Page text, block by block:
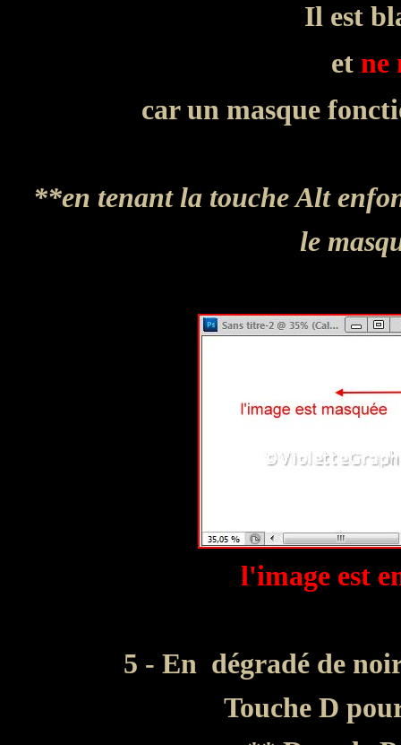
Il est
et ne
car un masque
**en tenant la touche Alt
le
l'image est
5 - En dégradé de
Touche D